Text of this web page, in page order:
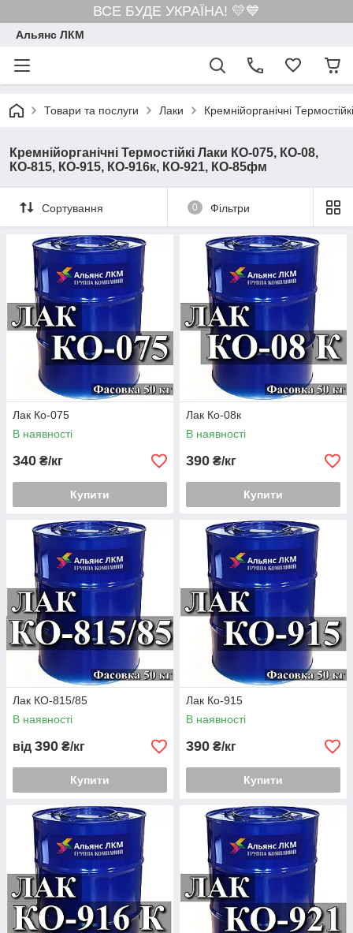
ВСЕ БУДЕ УКРАЇНА! 💛💙
Альянс ЛКМ
Товари та послуги Лаки Кремнійорганічні
Кремнійорганічні Термостійкі Лаки КО-075, КО-08,
КО-815, КО-915, КО-916к, КО-921, КО-85фм
Сортування 0 Фільтри
Лак Ко-075
В наявності
340 ₴/кг
Купити
Лак Ко-08к
В наявності
390 ₴/кг
Купити
Лак КО-815/85
В наявності
від 390 ₴/кг
Купити
Лак Ко-915
В наявності
390 ₴/кг
Купити